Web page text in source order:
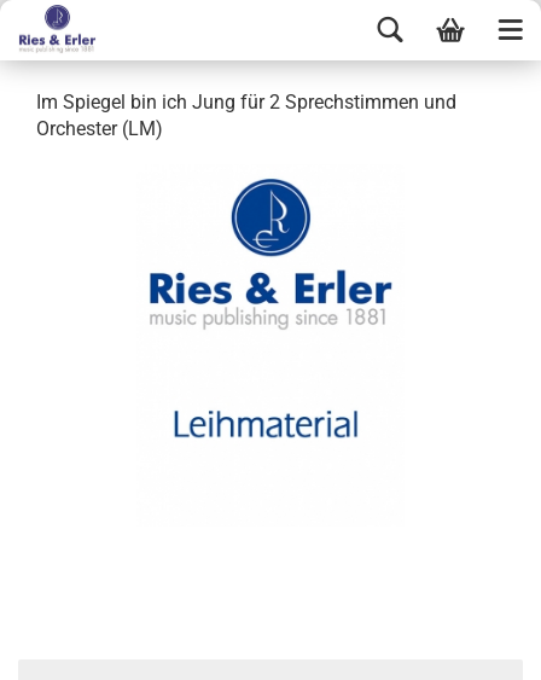
Im Spiegel bin ich Jung für 2 Sprechstimmen und
Orchester (LM)